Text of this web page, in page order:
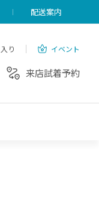
配送案内
り イベント
来店試着予約